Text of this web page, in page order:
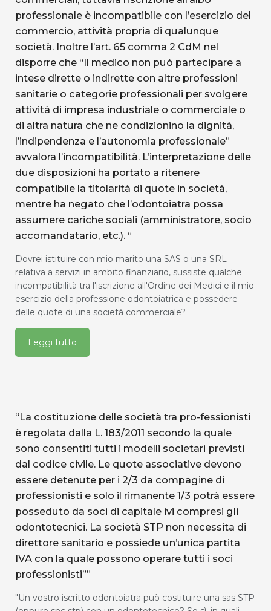
professionale è incompatibile con l’esercizio del
commercio, attività propria di qualunque
società. Inoltre l’art. 65 comma 2 CdM nel
disporre che “Il medico non può partecipare a
intese dirette o indirette con altre professioni
sanitarie o categorie professionali per svolgere
attività di impresa industriale o commerciale o
di altra natura che ne condizionino la dignità,
l’indipendenza e l’autonomia professionale”
avvalora l’incompatibilità. L’interpretazione delle
due disposizioni ha portato a ritenere
compatibile la titolarità di quote in società,
mentre ha negato che l’odontoiatra possa
assumere cariche sociali (amministratore, socio
accomandatario, etc.). “
Dovrei istituire con mio marito una SAS o una SRL
relativa a servizi in ambito finanziario, sussiste qualche
incompatibilità tra l'iscrizione all'Ordine dei Medici e il mio
esercizio della professione odontoiatrica e possedere
delle quote di una società commerciale?
Leggi tutto
“La costituzione delle società tra pro-fessionisti
è regolata dalla L. 183/2011 secondo la quale
sono consentiti tutti i modelli societari previsti
dal codice civile. Le quote associative devono
essere detenute per i 2/3 da compagine di
professionisti e solo il rimanente 1/3 potrà essere
posseduto da soci di capitale ivi compresi gli
odontotecnici. La società STP non necessita di
direttore sanitario e possiede un’unica partita
IVA con la quale possono operare tutti i soci
professionisti””
"Un vostro iscritto odontoiatra può costituire una sas STP